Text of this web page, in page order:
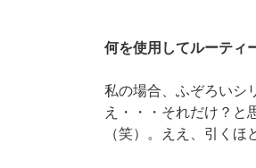
何を使用してルーティ
私の場合、ふぞろいシ
え・・・それだけ？と
（笑）。ええ、引くほ